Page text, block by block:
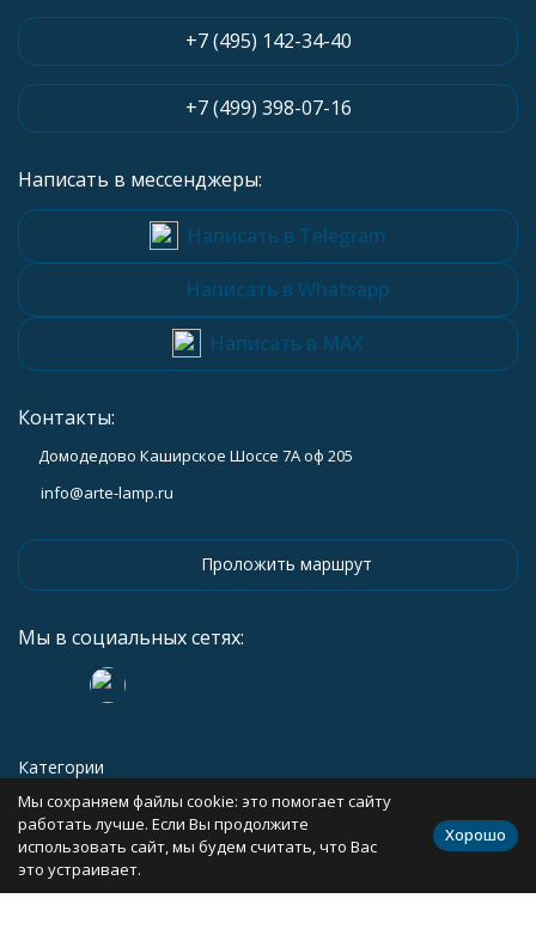
+7 (495) 142-34-40
+7 (499) 398-07-16
Написать в мессенджеры:
Написать в Telegram
Написать в Whatsapp
Написать в MAX
Контакты:
Домодедово Каширское Шоссе 7А оф 205
info@arte-lamp.ru
Проложить маршрут
Мы в социальных сетях:
Категории
Информация
Политика персональных данных Карта сайта
Мы сохраняем файлы cookie: это помогает сайту
работать лучше. Если Вы продолжите
использовать сайт, мы будем считать, что Вас
это устраивает.
Хорошо